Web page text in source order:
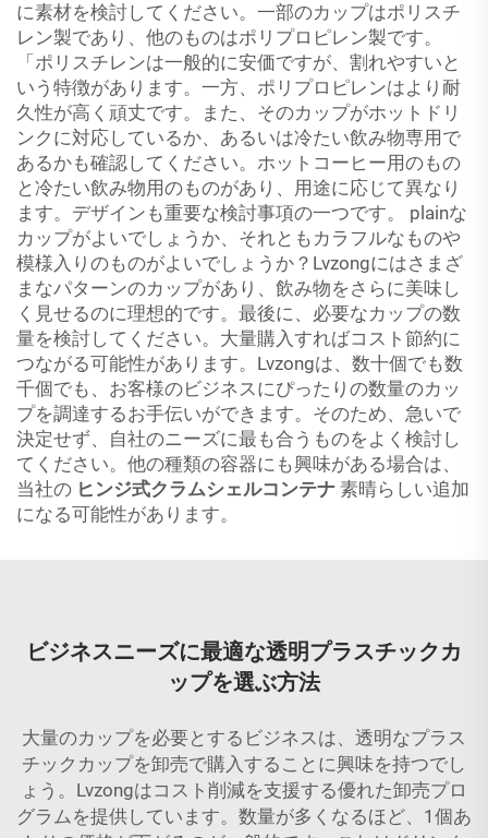
に素材を検討してください。一部のカップはポリスチ
レン製であり、他のものはポリプロピレン製です。
「ポリスチレンは一般的に安価ですが、割れやすいと
いう特徴があります。一方、ポリプロピレンはより耐
久性が高く頑丈です。また、そのカップがホットドリ
ンクに対応しているか、あるいは冷たい飲み物専用で
あるかも確認してください。ホットコーヒー用のもの
と冷たい飲み物用のものがあり、用途に応じて異なり
ます。デザインも重要な検討事項の一つです。 plainな
カップがよいでしょうか、それともカラフルなものや
模様入りのものがよいでしょうか？Lvzongにはさまざ
まなパターンのカップがあり、飲み物をさらに美味し
く見せるのに理想的です。最後に、必要なカップの数
量を検討してください。大量購入すればコスト節約に
つながる可能性があります。Lvzongは、数十個でも数
千個でも、お客様のビジネスにぴったりの数量のカッ
プを調達するお手伝いができます。そのため、急いで
決定せず、自社のニーズに最も合うものをよく検討し
てください。他の種類の容器にも興味がある場合は、
当社の ヒンジ式クラムシェルコンテナ 素晴らしい追加
になる可能性があります。
ビジネスニーズに最適な透明プラスチックカ
ップを選ぶ方法
大量のカップを必要とするビジネスは、透明なプラス
チックカップを卸売で購入することに興味を持つでし
ょう。Lvzongはコスト削減を支援する優れた卸売プロ
グラムを提供しています。数量が多くなるほど、1個あ